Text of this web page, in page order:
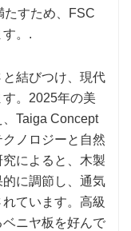
たすため、FSC
。.
結びつけ、現代
。2025年の美
Taiga Concept
ノロジーと自然
によると、木製
に調節し、通気
ています。高級
ニヤ板を好んで